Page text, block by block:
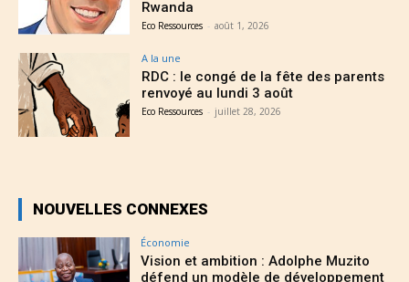
Rwanda
Eco Ressources - août 1, 2026
A la une
RDC : le congé de la fête des parents
renvoyé au lundi 3 août
Eco Ressources - juillet 28, 2026
NOUVELLES CONNEXES
Économie
Vision et ambition : Adolphe Muzito
défend un modèle de développement